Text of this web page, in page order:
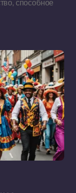
способное